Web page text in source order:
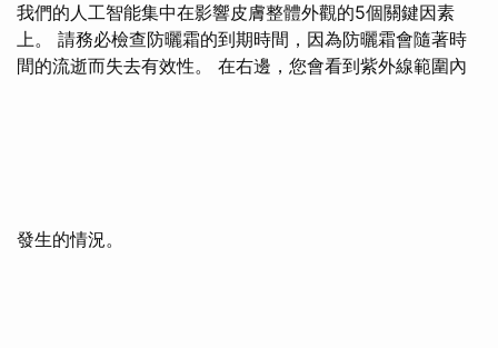
我們的人工智能集中在影響皮膚整體外觀的5個關鍵因素
上。 請務必檢查防曬霜的到期時間，因為防曬霜會隨著時
間的流逝而失去有效性。 在右邊，您會看到紫外線範圍內
發生的情況。